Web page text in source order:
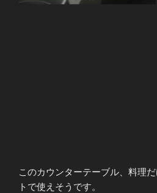
このカウンターテーブル、料理
トで使えそうです。